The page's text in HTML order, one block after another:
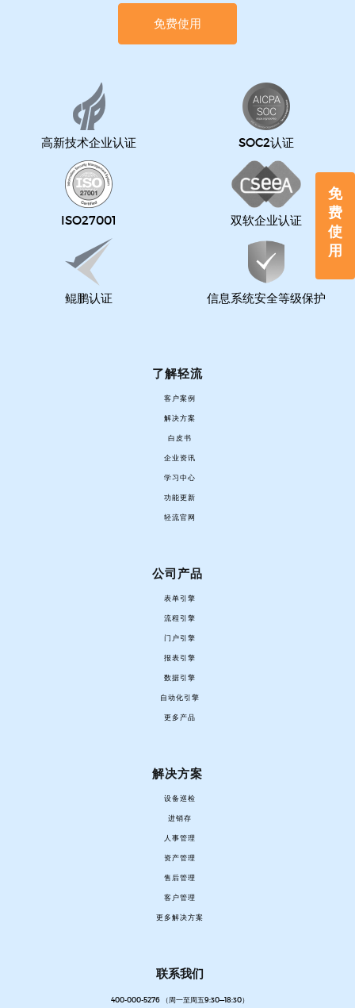
免
费
使
用
免费使用
高新技术企业认证 SOC2认证
ISO27001 双软企业认证
鲲鹏认证 信息系统安全等级保护
了解轻流
客户案例
解决方案
白皮书
企业资讯
学习中心
功能更新
轻流官网
公司产品
表单引擎
流程引擎
门户引擎
报表引擎
数据引擎
自动化引擎
更多产品
解决方案
设备巡检
进销存
人事管理
资产管理
售后管理
客户管理
更多解决方案
联系我们
400-000-5276 （周一至周五9:30—18:30）